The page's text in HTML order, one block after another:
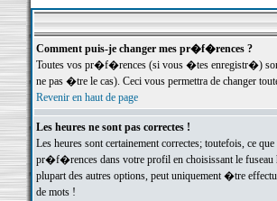
Comment puis-je changer mes pr�f�rences ?
Toutes vos pr�f�rences (si vous �tes enregistr�)
ne pas �tre le cas). Ceci vous permettra de changer
Revenir en haut de page
Les heures ne sont pas correctes !
Les heures sont certainement correctes; toutefois, ce
pr�f�rences dans votre profil en choisissant le fuseau
plupart des autres options, peut uniquement �tre
de mots !